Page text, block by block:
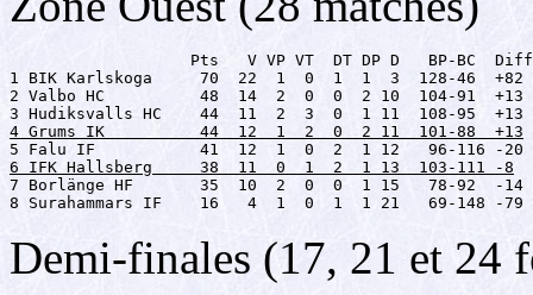
                   Pts   V VP VT  DT DP D   BP-BC  Diff
1 BIK Karlskoga     70  22  1  0  1  1  3  128-46  +82
2 Valbo HC          48  14  2  0  0  2 10  104-91  +13
4 Grums IK          44  12  1  2  0  2 11  101-88  +13
6 IFK Hallsberg     38  11  0  1  2  1 13  103-111 -8
7 Borlänge HF       35  10  2  0  0  1 15   78-92  -14
8 Surahammars IF    16   4  1  0  1  1 21   69-148 -79
Demi-finales (17, 21 et 24